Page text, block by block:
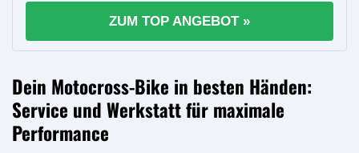
ZUM TOP ANGEBOT »
Dein Motocross-Bike in besten Händen:
Service und Werkstatt für maximale
Performance